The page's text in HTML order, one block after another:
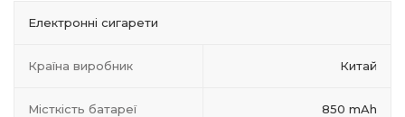
Електронні сигарети
Країна виробник Китай
Місткість батареї 850 mAh